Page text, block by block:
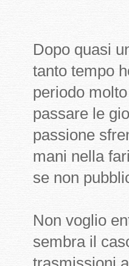
Dopo quasi
tanto tempo
periodo
passare le
passione
mani nella
se non
Non voglio
sembra il